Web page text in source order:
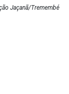
Jaçanã/Tremembé